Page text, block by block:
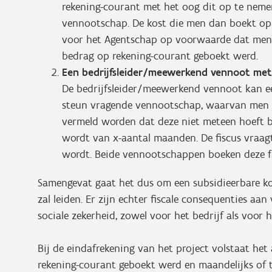
rekening-courant met het oog dit op te
vennootschap. De kost die men dan boekt
voor het Agentschap op voorwaarde dat
bedrag op rekening-courant geboekt werd.
Een bedrijfsleider/meewerkend vennoot
De bedrijfsleider/meewerkend vennoot kan
steun vragende vennootschap, waarvan
vermeld worden dat deze niet meteen hoeft
wordt van x-aantal maanden. De fiscus
wordt. Beide vennootschappen boeken
Samengevat gaat het dus om een subsidieerbare
zal leiden. Er zijn echter fiscale consequenties
sociale zekerheid, zowel voor het bedrijf als voor
Bij de eindafrekening van het project volstaat
rekening-courant geboekt werd en maandelijks